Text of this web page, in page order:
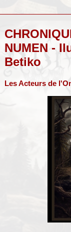
NUMEN -
Betiko
Les Acteurs de